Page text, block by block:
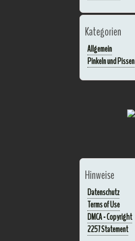
Kategorien
Allgemein
Pinkeln und Pissen
Hinweise
Datenschutz
Terms of Use
DMCA - Copyright
2257 Statement